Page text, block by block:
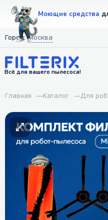
Моющие средства
Город: Москва
Всё для вашего пылесоса!
Главная —Каталог —Для